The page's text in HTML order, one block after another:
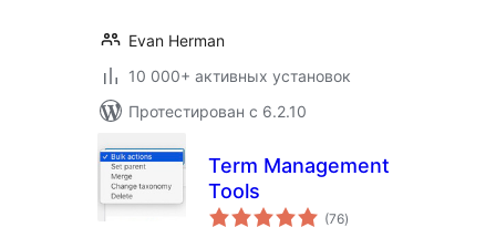
Evan Herman
10 000+ активных установок
Протестирован с 6.2.10
Term Management
Tools
(76общий
рейтинг
)